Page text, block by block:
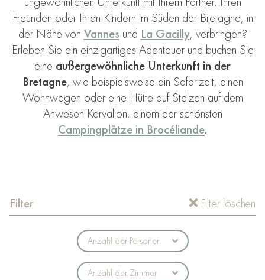
Freunden oder Ihren Kindern im Süden der Bretagne, in
der Nähe von Vannes und La Gacilly, verbringen?
Erleben Sie ein einzigartiges Abenteuer und buchen Sie
eine außergewöhnliche Unterkunft in der
Bretagne, wie beispielsweise ein Safarizelt, einen
Wohnwagen oder eine Hütte auf Stelzen auf dem
Anwesen Kervallon, einem der schönsten
Campingplätze in Brocéliande.
Filter Filter löschen
Anzahl der Personen
Anzahl der Zimmer